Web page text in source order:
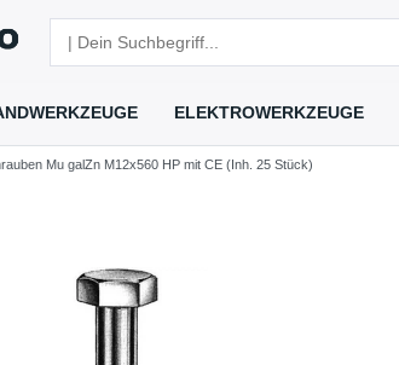
ELEKTROWERKZEUGE
Mu galZn M12x560 HP mit CE (Inh. 25 Stück)